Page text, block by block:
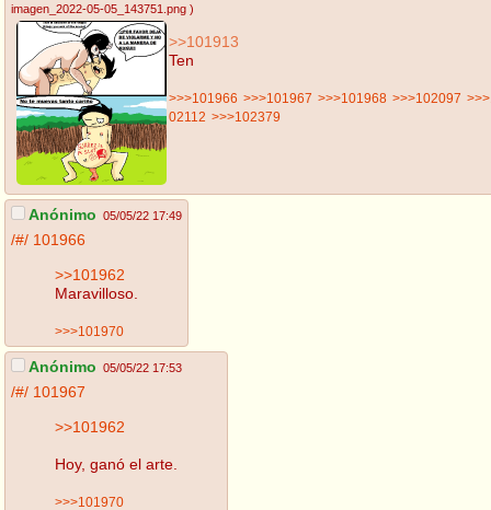
imagen_2022-05-05_143751.png )
>>101913
Ten
>>>101966 >>>101967 >>>101968 >>>102097
02112 >>>102379
Anónimo 05/05/22 17:49
/#/ 101966
>>101962
Maravilloso.
>>>101970
Anónimo 05/05/22 17:53
/#/ 101967
>>101962
Hoy, ganó el arte.
>>>101970